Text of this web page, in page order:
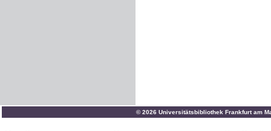
© 2026 Universitätsbibliothek Frankfurt am